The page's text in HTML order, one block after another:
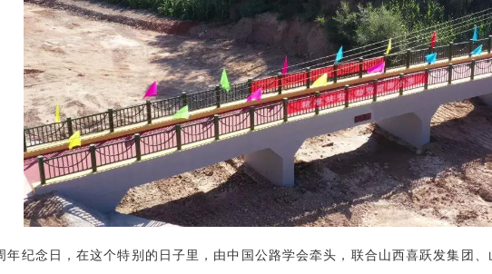
年纪念日，在这个特别的日子里，由中国公路学会牵头，联合山西喜跃发集团